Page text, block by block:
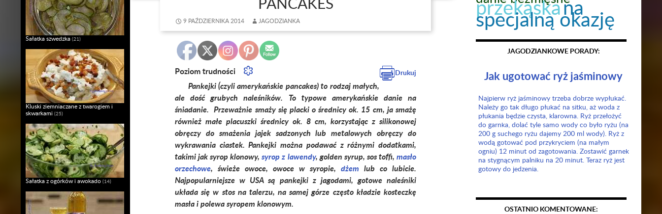
9 PAŹDZIERNIKA 2014 JAGODZIANKA
Drukuj
Poziom trudności
Pankejki (czyli amerykańskie pancakes) to rodzaj małych,
ale dość grubych naleśników. To typowe amerykańskie danie na
śniadanie. Przeważnie smaży się placki o średnicy ok. 15 cm, ja smażę
również małe placuszki średnicy ok. 8 cm, korzystając z silikonowej
obręczy do smażenia jajek sadzonych lub metalowych obręczy do
wykrawania ciastek. Pankejki można podawać z różnymi dodatkami,
takimi jak syrop klonowy,syrop z lawendy, golden syrup, sos toffi,masło
orzechowe, świeże owoce, owoce w syropie, dżem lub co lubicie.
Najpopularniejsze w USA są pankejki z jagodami, gotowe naleśniki
układa się w stos na talerzu, na samej górze często kładzie kosteczkę
masła i polewa syropem klonowym.
przekąskana
specjalną okazję
JAGODZIANKOWE PORADY:
Jak ugotować ryż jaśminowy
Najpierw ryż jaśminowy trzeba dobrze wypłukać.
Należy go tak długo płukać na sitku, aż woda z
płukania będzie czysta, klarowna. Ryż przełożyć
do garnka, dolać tyle samo wody co było ryżu (na
200 g suchego ryżu dajemy 200 ml wody). Ryż z
wodą gotować pod przykryciem (na małym
ogniu) 12 minut od zagotowania. Zostawić garnek
na stygnącym palniku na 20 minut. Teraz ryż jest
gotowy do jedzenia.
OSTATNIO KOMENTOWANE:
Sałatka szwedzka (21)
Kluski ziemniaczane z twarogiem i
skwarkami (25)
Sałatka z ogórków i awokado (14)